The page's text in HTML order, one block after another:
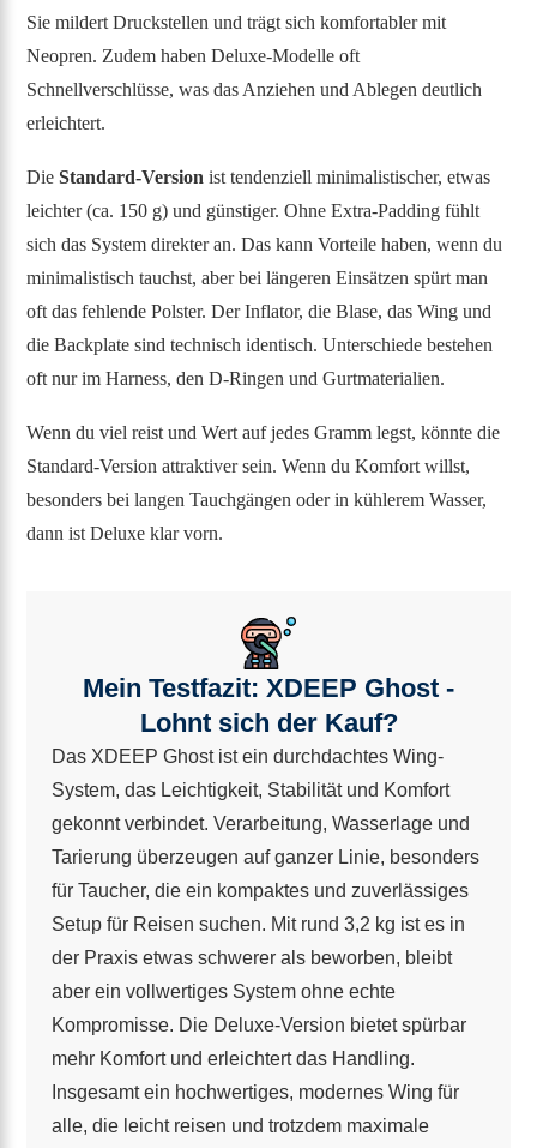
Sie mildert Druckstellen und trägt sich komfortabler mit
Neopren. Zudem haben Deluxe-Modelle oft
Schnellverschlüsse, was das Anziehen und Ablegen deutlich
erleichtert.
DieStandard-Version ist tendenziell minimalistischer, etwas
leichter (ca. 150 g) und günstiger. Ohne Extra-Padding fühlt
sich das System direkter an. Das kann Vorteile haben, wenn du
minimalistisch tauchst, aber bei längeren Einsätzen spürt man
oft das fehlende Polster. Der Inflator, die Blase, das Wing und
die Backplate sind technisch identisch. Unterschiede bestehen
oft nur im Harness, den D-Ringen und Gurtmaterialien.
Wenn du viel reist und Wert auf jedes Gramm legst, könnte die
Standard-Version attraktiver sein. Wenn du Komfort willst,
besonders bei langen Tauchgängen oder in kühlerem Wasser,
dann ist Deluxe klar vorn.
Mein Testfazit: XDEEP Ghost -
Lohnt sich der Kauf?
Das XDEEP Ghost ist ein durchdachtes Wing-
System, das Leichtigkeit, Stabilität und Komfort
gekonnt verbindet. Verarbeitung, Wasserlage und
Tarierung überzeugen auf ganzer Linie, besonders
für Taucher, die ein kompaktes und zuverlässiges
Setup für Reisen suchen. Mit rund 3,2 kg ist es in
der Praxis etwas schwerer als beworben, bleibt
aber ein vollwertiges System ohne echte
Kompromisse. Die Deluxe-Version bietet spürbar
mehr Komfort und erleichtert das Handling.
Insgesamt ein hochwertiges, modernes Wing für
alle, die leicht reisen und trotzdem maximale